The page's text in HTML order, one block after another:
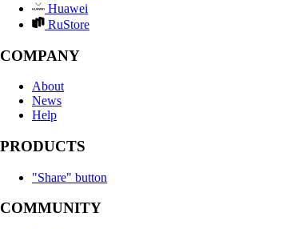
Huawei
RuStore
COMPANY
About
News
Help
PRODUCTS
"Share" button
COMMUNITY